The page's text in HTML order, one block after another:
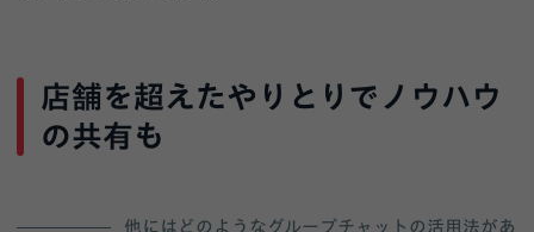
店舗を超えたやりとりでノウハウ
の共有も
他にはどのようなグループチャットの活用法があ